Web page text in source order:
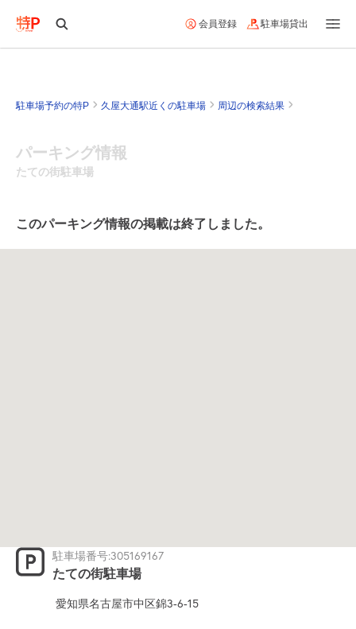
会員登録 駐車場貸出
駐車場予約の特P 久屋大通駅近くの駐車場 周辺の検索結果
パーキング情報
たての街駐車場
このパーキング情報の掲載は終了しました。
駐車場番号:305169167
たての街駐車場
愛知県名古屋市中区錦3-6-15